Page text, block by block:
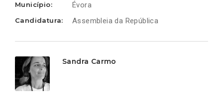
Município: Évora
Candidatura: Assembleia da República
Sandra Carmo